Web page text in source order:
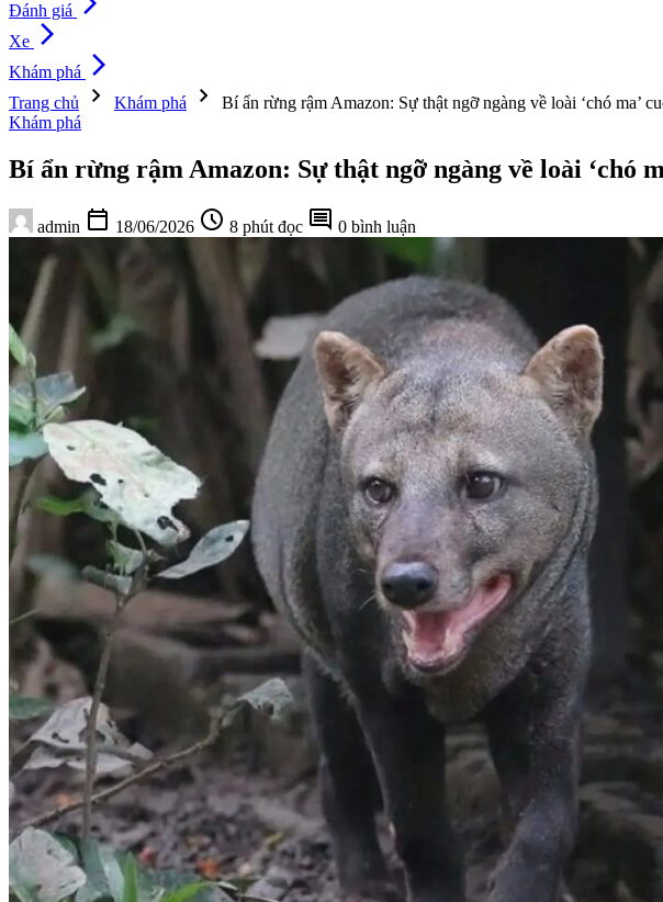
Đánh giá
Xe arrow_forward_ios
Khám phá arrow_forward_ios
Trang chủ chevron_right Khám phá chevron_right
Bí ẩn rừng rậm Amazon: Sự thật ngỡ ngàng về loài ‘chó ma’
Khám phá
Bí ẩn rừng rậm Amazon: Sự thật ngỡ ngàng về loài ‘chó
admin calendar_today 18/06/2026 schedule 8 phút đọc comment 0 bình luận